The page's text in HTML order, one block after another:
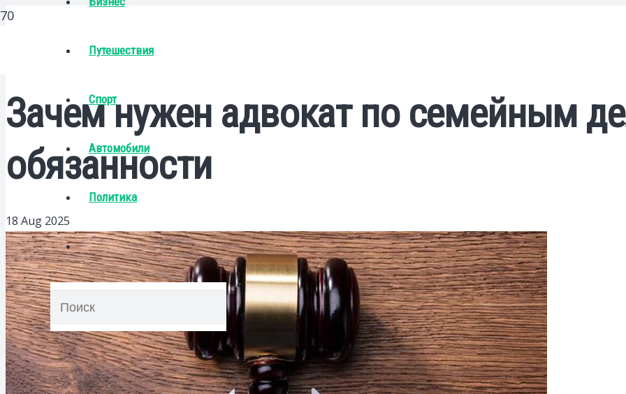
Путешествия
Спорт
Автомобили
Политика
Зачем нужен адвокат по семейным
обязанности
18 Aug 2025